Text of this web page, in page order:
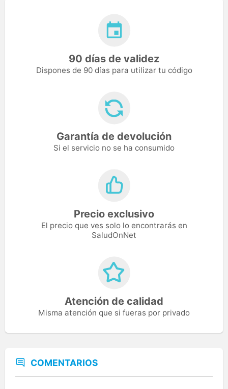
90 días de validez
Dispones de 90 días para utilizar tu código
Garantía de devolución
Si el servicio no se ha consumido
Precio exclusivo
El precio que ves solo lo encontrarás en
SaludOnNet
Atención de calidad
Misma atención que si fueras por privado
COMENTARIOS